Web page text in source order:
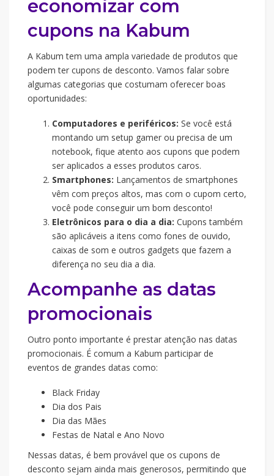
economizar com
cupons na Kabum
A Kabum tem uma ampla variedade de produtos que
podem ter cupons de desconto. Vamos falar sobre
algumas categorias que costumam oferecer boas
oportunidades:
Computadores e periféricos: Se você está
montando um setup gamer ou precisa de um
notebook, fique atento aos cupons que podem
ser aplicados a esses produtos caros.
Smartphones: Lançamentos de smartphones
vêm com preços altos, mas com o cupom certo,
você pode conseguir um bom desconto!
Eletrônicos para o dia a dia: Cupons também
são aplicáveis a itens como fones de ouvido,
caixas de som e outros gadgets que fazem a
diferença no seu dia a dia.
Acompanhe as datas
promocionais
Outro ponto importante é prestar atenção nas datas
promocionais. É comum a Kabum participar de
eventos de grandes datas como:
Black Friday
Dia dos Pais
Dia das Mães
Festas de Natal e Ano Novo
Nessas datas, é bem provável que os cupons de
desconto sejam ainda mais generosos, permitindo que